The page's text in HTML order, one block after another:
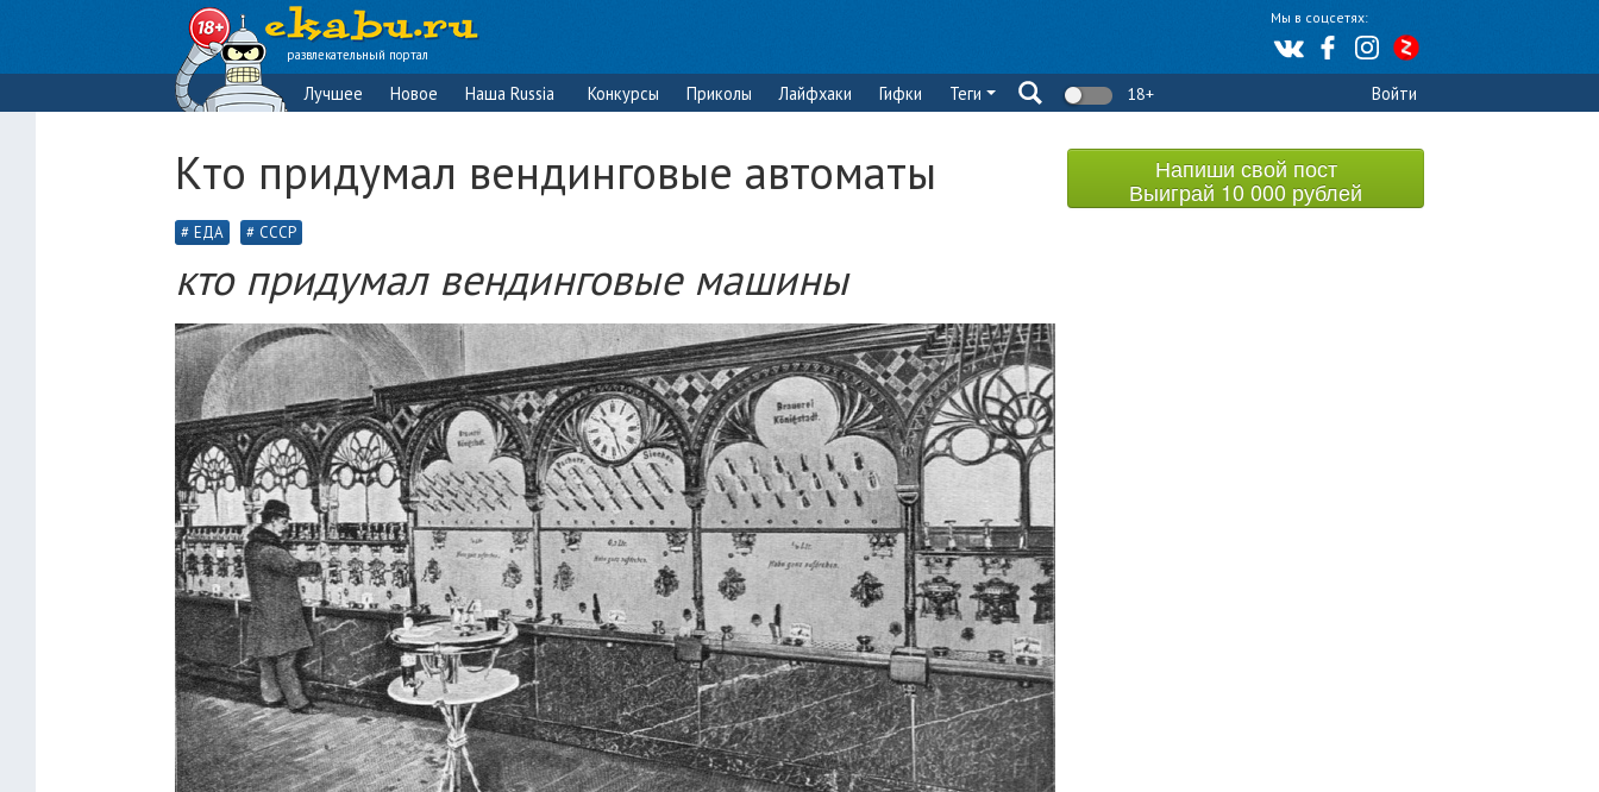
Мы в соцсетях:
развлекательный портал
Лучшее Новое Наша Russia Конкурсы Приколы Лайфхаки Гифки Теги 18+ Войти
Кто придумал вендинговые автоматы
ЕДА СССР
кто придумал вендинговые машины
Напиши свой пост
Выиграй 10 000 рублей